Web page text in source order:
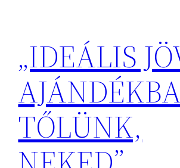
tartalomhoz
„IDEÁLIS
TŐLÜNK,